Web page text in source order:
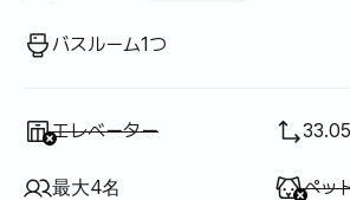
バスルーム1つ
利用不可:
エレベーター
最大4名 利用
ペッ